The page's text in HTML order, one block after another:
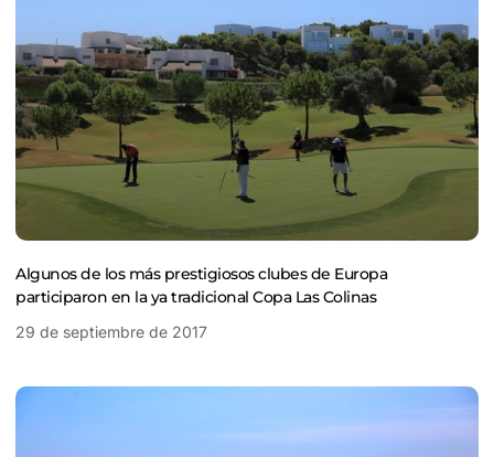
Algunos de los más prestigiosos clubes de Europa
participaron en la ya tradicional Copa Las Colinas
29 de septiembre de 2017